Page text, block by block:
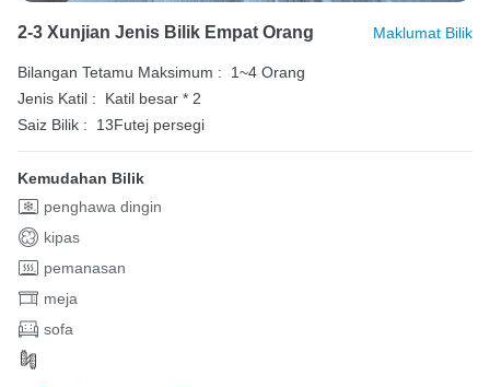
2-3 Xunjian Jenis Bilik Empat Orang Maklumat Bilik
Bilangan Tetamu Maksimum :
1~4 Orang
Jenis Katil :
Katil besar * 2
Saiz Bilik :
13Futej persegi
Kemudahan Bilik
penghawa dingin
kipas
pemanasan
meja
sofa